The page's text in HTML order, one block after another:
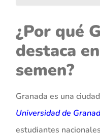
¿Por qué
destaca
semen?
Granada es una
Universidad de
estudiantes